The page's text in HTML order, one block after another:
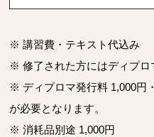
※ 講習費・テキスト代込み
※ 修了された方にはディプロ
※ ディプロマ発行料 1,000円
が必要となります。
※ 消耗品別途 1,000円